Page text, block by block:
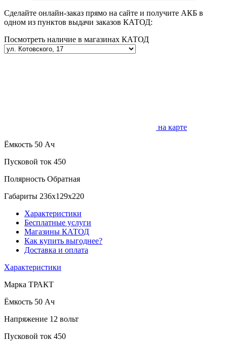
Сделайте онлайн-заказ прямо на сайте и получите АКБ в
одном из пунктов выдачи заказов КАТОД:
Посмотреть наличие в магазинах КАТОД
на карте
Ёмкость 50 Ач
Пусковой ток 450
Полярность Обратная
Габариты 236x129x220
Характеристики
Бесплатные услуги
Магазины КАТОД
Как купить выгоднее?
Доставка и оплата
Характеристики
Марка ТРАКТ
Ёмкость 50 Ач
Напряжение 12 вольт
Пусковой ток 450